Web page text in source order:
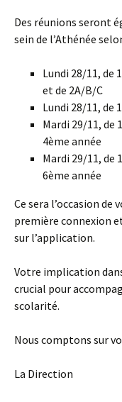
Des réunions seront
sein de l’Athénée
Lundi 28/11, de
et de 2A/B/C
Lundi 28/11, de
Mardi 29/11, de
4ème année
Mardi 29/11, de
6ème année
Ce sera l’occasion de
première connexion
sur l’application.
Votre implication
crucial pour
scolarité.
Nous comptons sur
La Direction